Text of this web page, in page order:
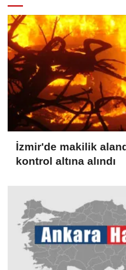
İzmir'de makilik
kontrol altına alındı